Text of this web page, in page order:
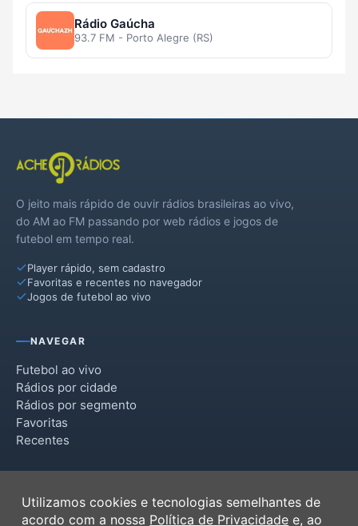
Rádio Gaúcha
93.7 FM - Porto Alegre (RS)
O jeito mais rápido de ouvir rádios brasileiras ao vivo,
do AM ao FM passando por web rádios e jogos de
futebol em tempo real.
Player rápido, sem cadastro
Favoritas e recentes no navegador
Jogos de futebol ao vivo
NAVEGAR
Futebol ao vivo
Rádios por cidade
Rádios por segmento
Favoritas
Recentes
Termos de Uso
Utilizamos cookies e tecnologias semelhantes de
acordo com a nossa Política de Privacidade e, ao